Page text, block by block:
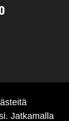
Jatkamalla